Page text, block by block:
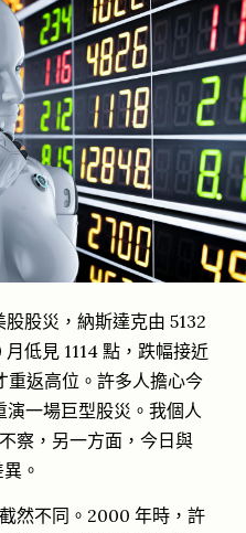
股災，納斯達克由 5132
低見 1114 點，跌幅接近
重返高位。許多人擔心今
演一場巨型股災。我個人
察，另一方面，今日與
。
然不同。2000 年時，許